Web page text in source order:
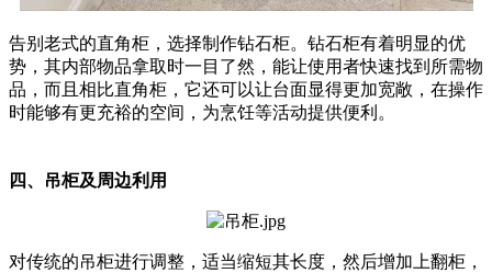
告别老式的直角柜，选择制作钻石柜。钻石柜有着明显的优
势，其内部物品拿取时一目了然，能让使用者快速找到所需物
品，而且相比直角柜，它还可以让台面显得更加宽敞，在操作
时能够有更充裕的空间，为烹饪等活动提供便利。
四、吊柜及周边利用
对传统的吊柜进行调整，适当缩短其长度，然后增加上翻柜，